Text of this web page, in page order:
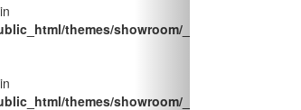
themes/showroom/_pages/produto.php
themes/showroom/_pages/produto.php